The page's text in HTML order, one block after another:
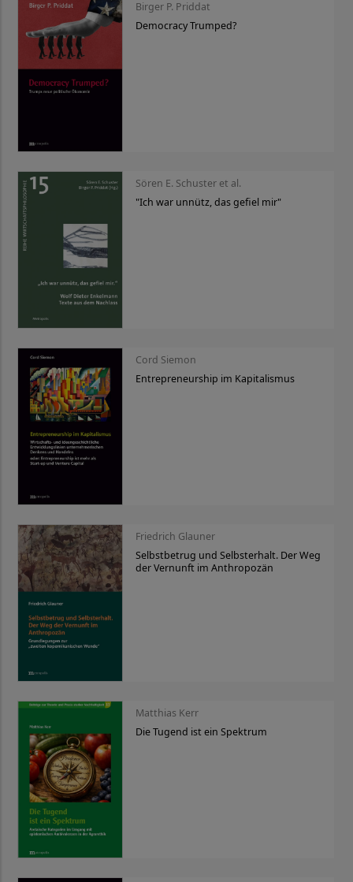
Birger P. Priddat
Democracy Trumped?
Sören E. Schuster et al.
"Ich war unnütz, das gefiel mir"
Cord Siemon
Entrepreneurship im Kapitalismus
Friedrich Glauner
Selbstbetrug und Selbsterhalt. Der Weg
der Vernunft im Anthropozän
Matthias Kerr
Die Tugend ist ein Spektrum